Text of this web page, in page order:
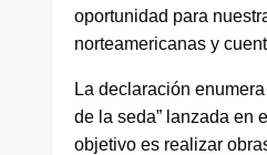
oportunidad para
norteamericanas y
La declaración
de la seda” lanzada en
objetivo es realizar